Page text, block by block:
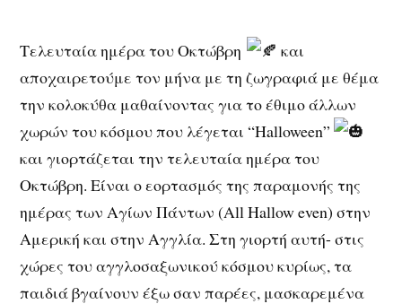
Τελευταία ημέρα του Οκτώβρη
και
αποχαιρετούμε τον μήνα με τη ζωγραφιά με θέμα
την κολοκύθα μαθαίνοντας για το έθιμο άλλων
χωρών του κόσμου που λέγεται “Halloween”
και γιορτάζεται την τελευταία ημέρα του
Οκτώβρη. Είναι ο εορτασμός της παραμονής της
ημέρας των Αγίων Πάντων (All Hallow even) στην
Αμερική και στην Αγγλία. Στη γιορτή αυτή- στις
χώρες του αγγλοσαξωνικού κόσμου κυρίως, τα
παιδιά βγαίνουν έξω σαν παρέες, μασκαρεμένα